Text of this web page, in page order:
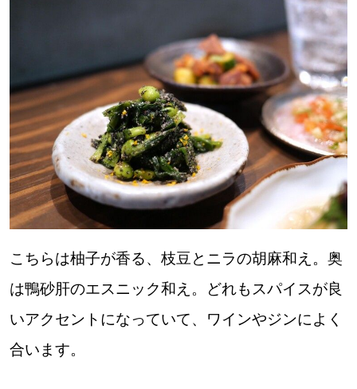
【いろんな価値観や生き方に触れたい】
Sitakke編集部 IKU
【暮らしの知恵を身につけたい】
【まったり楽しみたい】 札幌市
【札幌のお気に入りを見つけたい】
【道央のお気に入りを見つけたい】
【道東のお気に入りを見つけたい】
こちらは柚子が香る、枝豆とニラの胡麻和え。奥
は鴨砂肝のエスニック和え。どれもスパイスが良
いアクセントになっていて、ワインやジンによく
合います。